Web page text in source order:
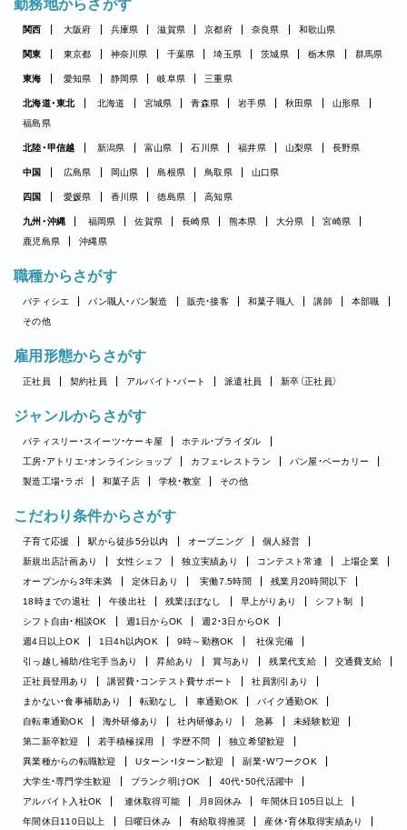
勤務地からさがす
関西 大阪府 兵庫県 滋賀県 京都府 奈良県 和歌山県
関東 東京都 神奈川県 千葉県 埼玉県 茨城県 栃木県 群馬県
東海 愛知県 静岡県 岐阜県 三重県
北海道・東北 北海道 宮城県 青森県 岩手県 秋田県
山形県
福島県
北陸・甲信越 新潟県 富山県 石川県 福井県 山梨県 長野県
中国 広島県 岡山県 島根県 鳥取県 山口県
四国 愛媛県 香川県 徳島県 高知県
九州・沖縄 福岡県 佐賀県 長崎県 熊本県 大分県
宮崎県
鹿児島県
沖縄県
職種からさがす
パティシエ パン職人・パン製造 販売・接客 和菓子職人 講師
本部職
その他
雇用形態からさがす
正社員 契約社員 アルバイト・パート 派遣社員 新卒（正社員）
ジャンルからさがす
パティスリー・スイーツ・ケーキ屋
ホテル・ブライダル
工房・アトリエ・オンラインショップ
カフェ・レストラン
パン屋・ベーカリー
製造工場・ラボ
和菓子店 学校・教室 その他
こだわり条件からさがす
子育て応援 駅から徒歩5分以内 オープニング
個人経営
新規出店計画あり
女性シェフ 独立実績あり コンテスト常連
上場企業
オープンから3年未満
定休日あり 実働7.5時間
残業月20時間以下
18時までの退社
午後出社 残業ほぼなし 早上がりあり
シフト制
シフト自由・相談OK
週1日からOK
週2・3日からOK
週4日以上OK
1日4h以内OK 9時～勤務OK
社保完備
引っ越し補助/住宅手当あり
昇給あり 賞与あり 残業代支給
交通費支給
正社員登用あり
講習費・コンテスト費サポート
社員割引あり
まかない・食事補助あり
転勤なし 車通勤OK
バイク通勤OK
自転車通勤OK
海外研修あり 社内研修あり 急募
未経験歓迎
第二新卒歓迎
若手積極採用 学歴不問
独立希望歓迎
異業種からの転職歓迎
Uターン・Iターン歓迎
副業・WワークOK
大学生・専門学生歓迎
ブランク明けOK
40代・50代活躍中
アルバイト入社OK
連休取得可能 月8回休み
年間休日105日以上
年間休日110日以上
日曜日休み 有給取得推奨
産休・育休取得実績あり